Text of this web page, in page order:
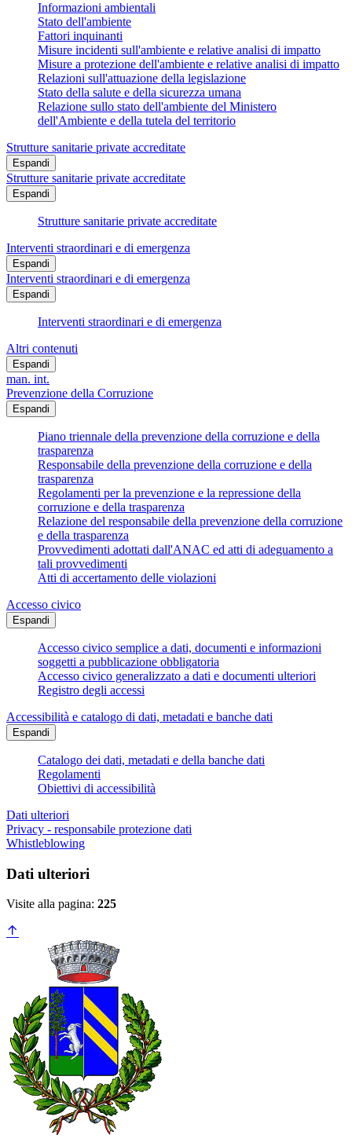
Informazioni ambientali
Stato dell'ambiente
Fattori inquinanti
Misure incidenti sull'ambiente e relative analisi di impatto
Misure a protezione dell'ambiente e relative analisi di impatto
Relazioni sull'attuazione della legislazione
Stato della salute e della sicurezza umana
Relazione sullo stato dell'ambiente del Ministero
dell'Ambiente e della tutela del territorio
Strutture sanitarie private accreditate
Espandi
Strutture sanitarie private accreditate
Espandi
Strutture sanitarie private accreditate
Interventi straordinari e di emergenza
Espandi
Interventi straordinari e di emergenza
Espandi
Interventi straordinari e di emergenza
Altri contenuti
Espandi
man. int.
Prevenzione della Corruzione
Espandi
Piano triennale della prevenzione della corruzione e della
trasparenza
Responsabile della prevenzione della corruzione e della
trasparenza
Regolamenti per la prevenzione e la repressione della
corruzione e della trasparenza
Relazione del responsabile della prevenzione della corruzione
e della trasparenza
Provvedimenti adottati dall'ANAC ed atti di adeguamento a
tali provvedimenti
Atti di accertamento delle violazioni
Accesso civico
Espandi
Accesso civico semplice a dati, documenti e informazioni
soggetti a pubblicazione obbligatoria
Accesso civico generalizzato a dati e documenti ulteriori
Registro degli accessi
Accessibilità e catalogo di dati, metadati e banche dati
Espandi
Catalogo dei dati, metadati e della banche dati
Regolamenti
Obiettivi di accessibilità
Dati ulteriori
Privacy - responsabile protezione dati
Whistleblowing
Dati ulteriori
Visite alla pagina: 225